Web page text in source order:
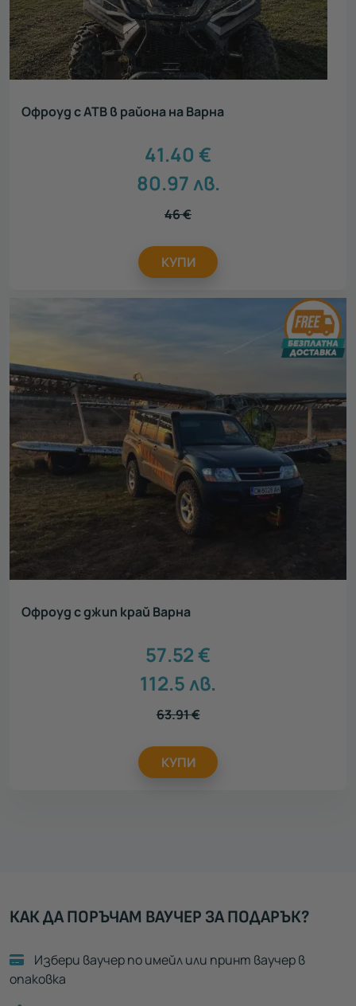
Офроуд с АТВ в района на Варна
41.40 €
80.97лв.
46€
КУПИ
Офроуд с джип край Варна
57.52€
112.5лв.
63.91€
КУПИ
КАК ДА ПОРЪЧАМ ВАУЧЕР ЗА ПОДАРЪК?
Избери ваучер по имейл или принт ваучер в
опаковка